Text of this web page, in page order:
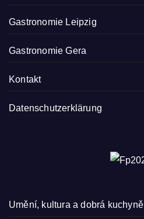
Gastronomie Leipzig
Gastronomie Gera
Kontakt
Datenschutzerklärung
Umění, kultura a dobrá kuchyně